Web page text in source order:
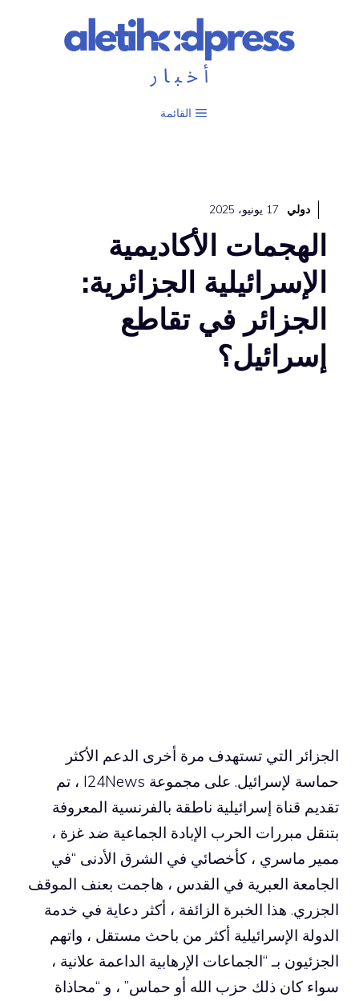
القائمة
دولي 17 يونيو، 2025
الهجمات الأكاديمية
الإسرائيلية الجزائرية:
الجزائر في تقاطع
إسرائيل؟
الجزائر التي تستهدف مرة أخرى الدعم الأكثر
حماسة لإسرائيل. على مجموعة I24News ، تم
تقديم قناة إسرائيلية ناطقة بالفرنسية المعروفة
بتنقل مبررات الحرب الإبادة الجماعية ضد غزة ،
ممير ماسري ، كأخصائي في الشرق الأدنى “في
الجامعة العبرية في القدس ، هاجمت بعنف الموقف
الجزري. هذا الخبرة الزائفة ، أكثر دعاية في خدمة
الدولة الإسرائيلية أكثر من باحث مستقل ، واتهم
الجزئيون بـ “الجماعات الإرهابية الداعمة علانية ،
سواء كان ذلك حزب الله أو حماس” ، و “محاذاة